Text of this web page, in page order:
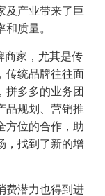
及产业带来了巨
质量。
商家，尤其是传
传统品牌往往面
拼多多的业务团
品规划、营销推
方位的合作，助
，找到了新的增
费潜力也得到进